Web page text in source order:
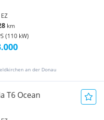
EZ
km
(110 kW)
an der Donau
T6 Ocean